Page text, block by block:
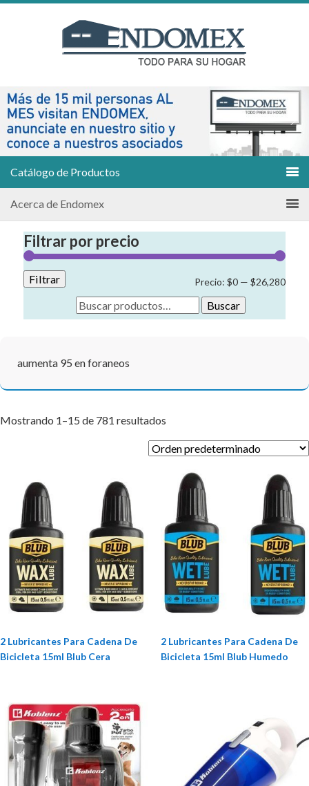
Catálogo de Productos
Acerca de Endomex
Filtrar por precio
Filtrar Precio:$0 —$26,280
Buscar
aumenta 95 en foraneos
Mostrando 1–15 de 781 resultados
2 Lubricantes Para Cadena De
Bicicleta 15ml Blub Cera
2 Lubricantes Para Cadena De
Bicicleta 15ml Blub Humedo